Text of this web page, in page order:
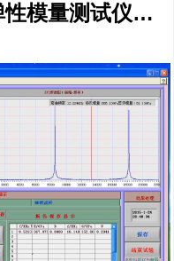
动态弹性模量测试仪-弹性模量测试仪价格